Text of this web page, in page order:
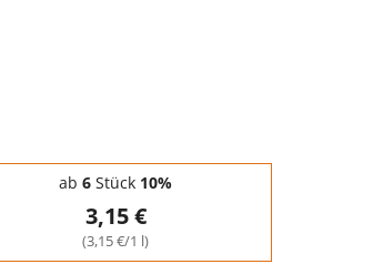
ab 6 Stück 10%
3,15 €
(3,15 €/1 l)